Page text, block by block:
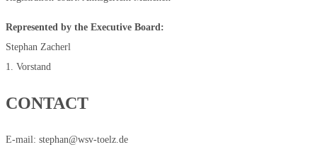
Represented by the Executive Board:
Stephan Zacherl
1. Vorstand
CONTACT
E-mail: stephan@wsv-toelz.de